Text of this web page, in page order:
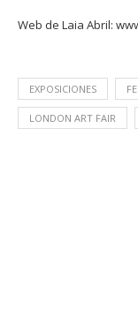
Web de Laia Abril:
EXPOSICIONES
LONDON ART FAIR